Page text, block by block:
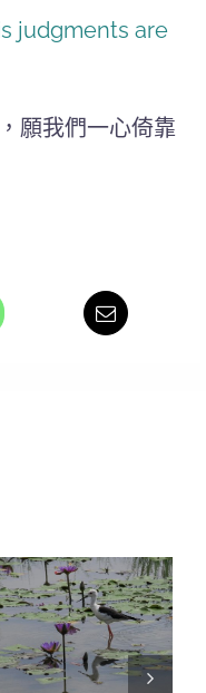
judgments are
願我們一心倚靠